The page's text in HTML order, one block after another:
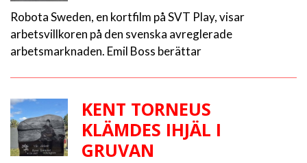
Robota Sweden, en kortfilm på SVT Play, visar
arbetsvillkoren på den svenska avreglerade
arbetsmarknaden. Emil Boss berättar
KENT TORNEUS
KLÄMDES IHJÄL I
GRUVAN